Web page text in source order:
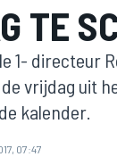
TE
1- directeur
vrijdag uit
kalender.
07:47